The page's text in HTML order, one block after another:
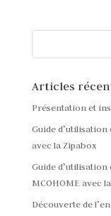
Articles
Présentation et
Guide d’utilisation
avec la Zipabox
Guide d’utilisation
MCOHOME avec
Découverte de